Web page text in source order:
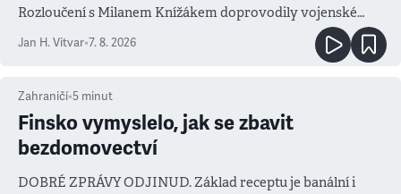
Rozloučení s Milanem Knížákem doprovodily vojenské
salvy i kritika pokrokářů
Jan H. Vitvar•7. 8. 2026
Zahraničí•5 minut
Finsko vymyslelo, jak se zbavit
bezdomovectví
DOBRÉ ZPRÁVY ODJINUD. Základ receptu je banální i